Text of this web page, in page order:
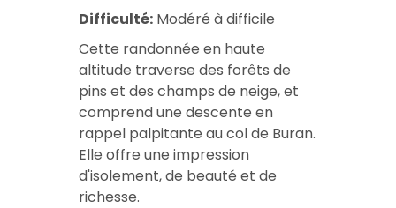
Difficulté: Modéré à difficile
Cette randonnée en haute
altitude traverse des forêts de
pins et des champs de neige, et
comprend une descente en
rappel palpitante au col de Buran.
Elle offre une impression
d'isolement, de beauté et de
richesse.